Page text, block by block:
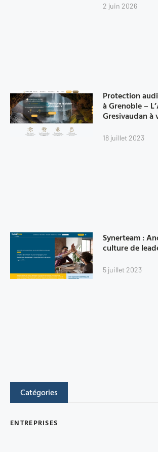
2 juin 2026
Protection
à Grenoble –
Gresivaudan à
18 juillet 2023
Synerteam :
culture de
5 juillet 2023
Catégories
ENTREPRISES